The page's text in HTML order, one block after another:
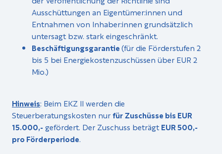
Ausschüttungen an Eigentümer:innen und
Entnahmen von Inhaber:innen grundsätzlich
untersagt bzw. stark eingeschränkt.
Beschäftigungsgarantie(für die Förderstufen 2
bis 5 bei Energiekostenzuschüssen über EUR 2
Mio.)
Hinweis: Beim EKZ II werden die
Steuerberatungskosten nurfürZuschüsse bis EUR
15.000,-gefördert. Der Zuschuss beträgt EUR 500,-
pro Förderperiode.